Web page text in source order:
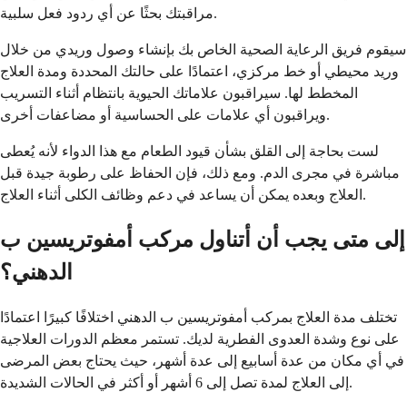
مراقبتك بحثًا عن أي ردود فعل سلبية.
سيقوم فريق الرعاية الصحية الخاص بك بإنشاء وصول وريدي من خلال
وريد محيطي أو خط مركزي، اعتمادًا على حالتك المحددة ومدة العلاج
المخطط لها. سيراقبون علاماتك الحيوية بانتظام أثناء التسريب
ويراقبون أي علامات على الحساسية أو مضاعفات أخرى.
لست بحاجة إلى القلق بشأن قيود الطعام مع هذا الدواء لأنه يُعطى
مباشرة في مجرى الدم. ومع ذلك، فإن الحفاظ على رطوبة جيدة قبل
العلاج وبعده يمكن أن يساعد في دعم وظائف الكلى أثناء العلاج.
إلى متى يجب أن أتناول مركب أمفوتريسين ب
الدهني؟
تختلف مدة العلاج بمركب أمفوتريسين ب الدهني اختلافًا كبيرًا اعتمادًا
على نوع وشدة العدوى الفطرية لديك. تستمر معظم الدورات العلاجية
في أي مكان من عدة أسابيع إلى عدة أشهر، حيث يحتاج بعض المرضى
إلى العلاج لمدة تصل إلى 6 أشهر أو أكثر في الحالات الشديدة.